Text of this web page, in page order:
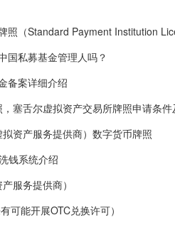
照（Standard Payment Institution
国私募基金管理人吗？
备案详细介绍
塞舌尔虚拟资产交易所牌照申请条
资产服务提供商）数字货币牌照
钱系统介绍
服务提供商）
可能开展OTC兑换许可）